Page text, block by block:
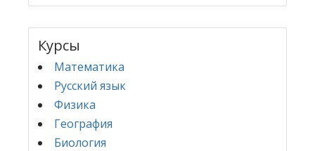
Курсы
Математика
Русский язык
Физика
География
Биология